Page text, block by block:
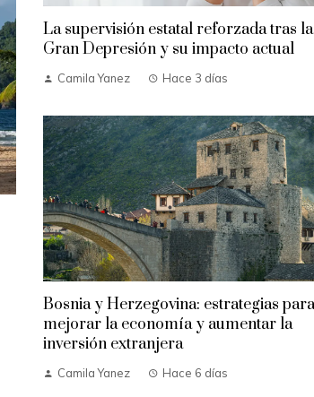
La supervisión estatal reforzada tras la
Gran Depresión y su impacto actual
Camila Yanez Hace 3 días
Bosnia y Herzegovina: estrategias para
mejorar la economía y aumentar la
inversión extranjera
Camila Yanez Hace 6 días